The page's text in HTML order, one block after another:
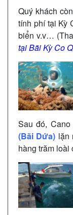
Quý khách
tính phí tại Kỳ
biển v.v…
tại Bãi Kỳ Co
Sau đó,
(Bãi Dứa) lặn
hàng trăm loài